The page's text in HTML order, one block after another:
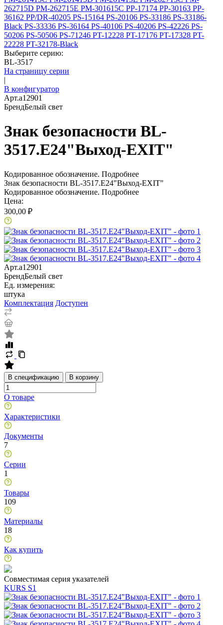
262715D PM-262715E PM-301615C PP-17174 PP-30163 PP-
36162 PP/DR-40205 PS-15164 PS-20106 PS-33186 PS-33186-
Black PS-33336 PS-36164 PS-40106 PS-40206 PS-42226 PS-
50206 PS-50506 PS-71246 PT-12228 PT-17176 PT-17328 PT-
22228 PT-32178-Black
Выберите серию:
BL-3517
На страницу серии
|
В конфигуратор
Арт.a12901
БрендБелый свет
Знак безопасности BL-
3517.E24"Выход-EXIT"
Кодированное обозначение. Подробнее
Знак безопасности BL-3517.E24"Выход-EXIT"
Кодированное обозначение. Подробнее
Цена:
300,00 ₽
Арт.a12901
БрендБелый свет
Ед. измерения:
штука
Комплектация Доступен
В спецификацию В корзину
О товаре
Характеристики
Документы
7
Серии
1
Товары
109
Материалы
18
Как купить
Совместимая серия указателей
KURS S1